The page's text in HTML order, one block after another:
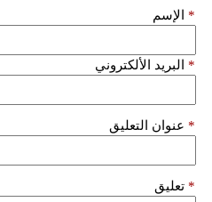
الإسم *
البريد الألكتروني *
عنوان التعليق *
تعليق *